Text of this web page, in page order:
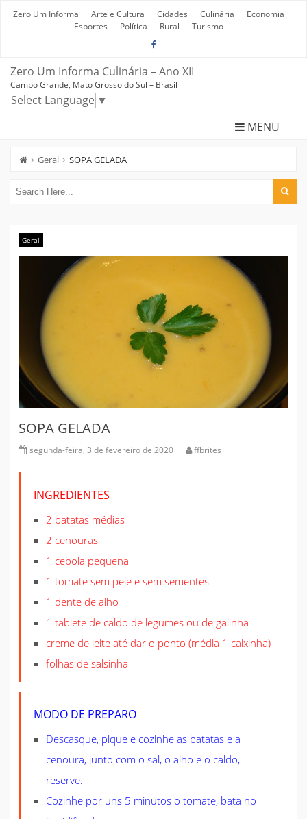
Zero Um Informa Arte e Cultura Cidades Culinária
Economia
Esportes
Política Rural Turismo
Zero Um Informa Culinária – Ano XII
Campo Grande, Mato Grosso do Sul – Brasil
Select Language ▼
MENU
Geral SOPA GELADA
Geral
SOPA GELADA
segunda-feira, 3 de fevereiro de 2020 ffbrites
INGREDIENTES
2 batatas médias
2 cenouras
1 cebola pequena
1 tomate sem pele e sem sementes
1 dente de alho
1 tablete de caldo de legumes ou de galinha
creme de leite até dar o ponto (média 1 caixinha)
folhas de salsinha
MODO DE PREPARO
Descasque, pique e cozinhe as batatas e a
cenoura, junto com o sal, o alho e o caldo,
reserve.
Cozinhe por uns 5 minutos o tomate, bata no